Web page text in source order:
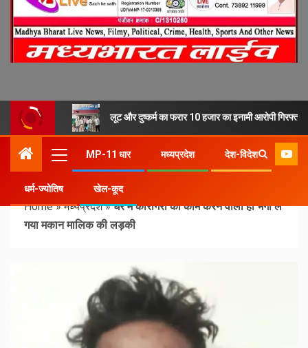
लूट और दुष्कर्म का फरार 10 हजार का इनामी आरोपी गिरफ्तार
MP-11 धार मध्यप्रदेश देश-विदेश
धर्म-ज्योतिष खेल-कूद
Home»मध्यप्रदेश»घर में कारीगरी का काम करने वाला ही भगा ले
गया मकान मालिक की लड़की